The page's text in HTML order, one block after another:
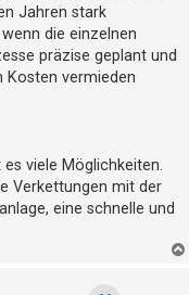
Jahren stark
die einzelnen
präzise geplant und
Kosten vermieden
viele Möglichkeiten.
Verkettungen mit der
eine schnelle und